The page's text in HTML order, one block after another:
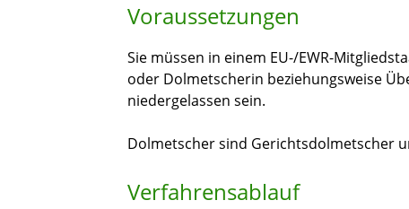
Voraussetzungen
Sie müssen in einem EU-/EWR-
oder Dolmetscherin beziehungsweise
niedergelassen sein.
Dolmetscher sind Gerichtsdolmetscher
Verfahrensablauf